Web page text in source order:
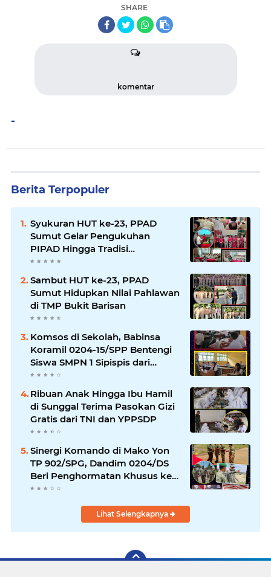
SHARE
komentar
-
Berita Terpopuler
Syukuran HUT ke-23, PPAD
Sumut Gelar Pengukuhan
PIPAD Hingga Tradisi
Kekeluargaan
Sambut HUT ke-23, PPAD
Sumut Hidupkan Nilai Pahlawan
di TMP Bukit Barisan
Komsos di Sekolah, Babinsa
Koramil 0204-15/SPP Bentengi
Siswa SMPN 1 Sipispis dari
Bahaya Narkotika
Ribuan Anak Hingga Ibu Hamil
di Sunggal Terima Pasokan Gizi
Gratis dari TNI dan YPPSDP
Sinergi Komando di Mako Yon
TP 902/SPG, Dandim 0204/DS
Beri Penghormatan Khusus ke
Menhan RI
Lihat Selengkapnya